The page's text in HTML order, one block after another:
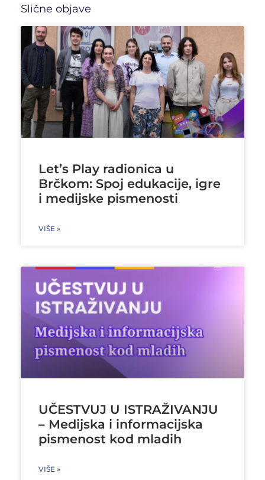
Slične objave
Let’s Play radionica u
Brčkom: Spoj edukacije, igre
i medijske pismenosti
VIŠE »
UČESTVUJ U ISTRAŽIVANJU
– Medijska i informacijska
pismenost kod mladih
VIŠE »